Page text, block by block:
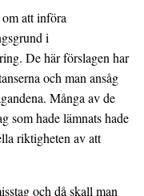
att införa
i
De här förslagen har
och man ansåg
Många av de
som hade lämnats hade
riktigheten av att
och då skall man